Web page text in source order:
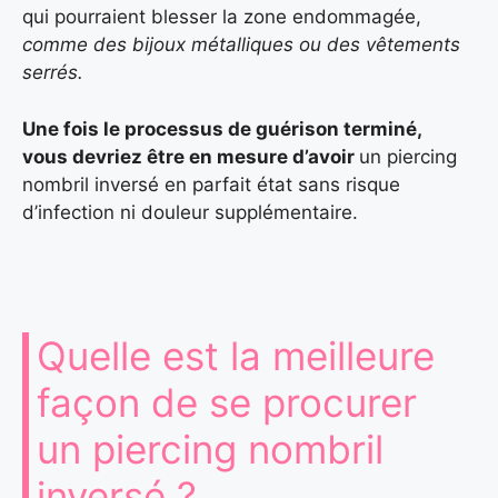
qui pourraient blesser la zone endommagée,
comme des bijoux métalliques ou des vêtements
serrés.
Une fois le processus de guérison terminé,
vous devriez être en mesure d’avoir un piercing
nombril inversé en parfait état sans risque
d’infection ni douleur supplémentaire.
Quelle est la meilleure
façon de se procurer
un piercing nombril